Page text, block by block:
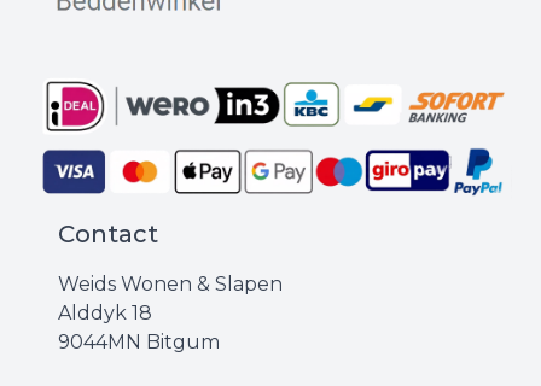
Contact
Weids Wonen & Slapen
Alddyk 18
9044MN Bitgum